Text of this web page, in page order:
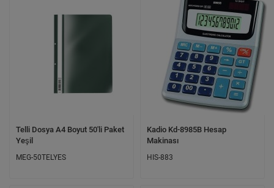
Telli Dosya A4 Boyut 50'li Paket
Yeşil
MEG-50TELYES
Kadio Kd-8985B Hesap
Makinası
HIS-883